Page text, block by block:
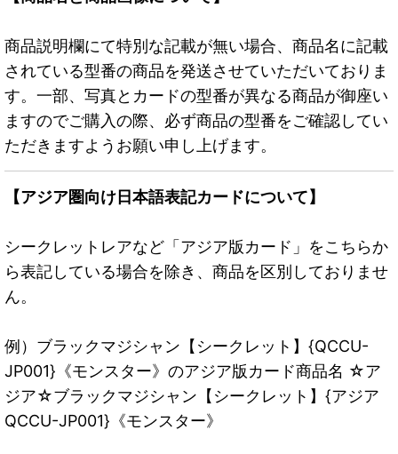
商品説明欄にて特別な記載が無い場合、商品名に記載
されている型番の商品を発送させていただいておりま
す。一部、写真とカードの型番が異なる商品が御座い
ますのでご購入の際、必ず商品の型番をご確認してい
ただきますようお願い申し上げます。
【アジア圏向け日本語表記カードについて】
シークレットレアなど「アジア版カード」をこちらか
ら表記している場合を除き、商品を区別しておりませ
ん。
例）ブラックマジシャン【シークレット】{QCCU-
JP001}《モンスター》のアジア版カード商品名 ☆ア
ジア☆ブラックマジシャン【シークレット】{アジア
QCCU-JP001}《モンスター》